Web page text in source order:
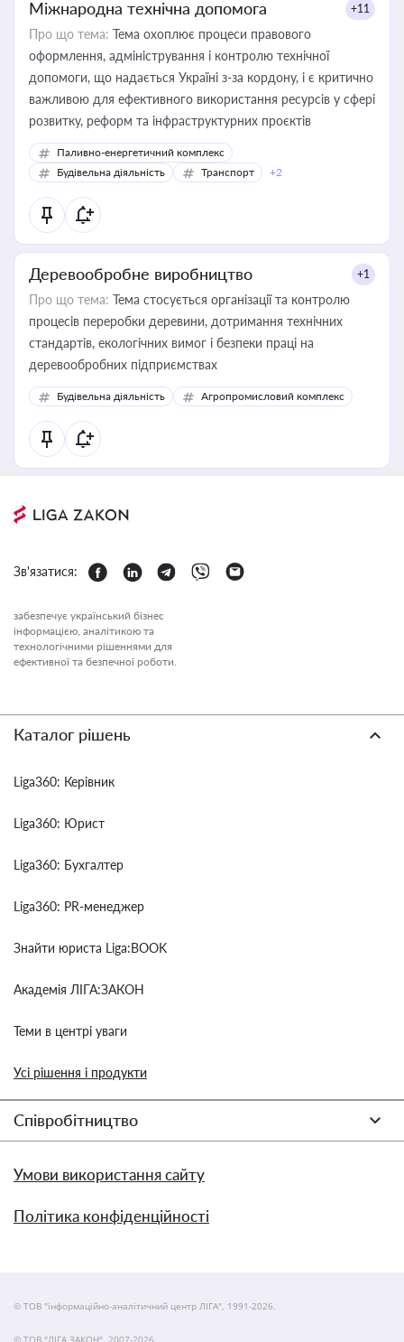
Міжнародна технічна допомога +11
Про що тема: Тема охоплює процеси правового
оформлення, адміністрування і контролю технічної
допомоги, що надається Україні з-за кордону, і є критично
важливою для ефективного використання ресурсів у сфері
розвитку, реформ та інфраструктурних проєктів
Паливно-енергетичний комплекс
Будівельна діяльність
Транспорт +2
Деревообробне виробництво +1
Про що тема: Тема стосується організації та контролю
процесів переробки деревини, дотримання технічних
стандартів, екологічних вимог і безпеки праці на
деревообробних підприємствах
Будівельна діяльність Агропромисловий комплекс
Зв'язатися:
забезпечує український бізнес
інформацією, аналітикою та
технологічними рішеннями для
ефективної та безпечної роботи.
Каталог рішень
Liga360: Керівник
Liga360: Юрист
Liga360: Бухгалтер
Liga360: PR-менеджер
Знайти юриста Liga:BOOK
Академія ЛІГА:ЗАКОН
Теми в центрі уваги
Усі рішення і продукти
Співробітництво
Умови використання сайту
Політика конфіденційності
© ТОВ "інформаційно-аналітичний центр ЛІГА", 1991-2026.
© ТОВ "ЛІГА ЗАКОН", 2007-2026.